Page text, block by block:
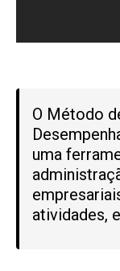
O Método
uma
atividades,